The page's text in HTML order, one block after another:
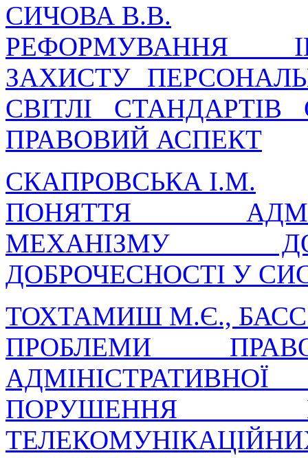
СИЧОВА В.В.
РЕФОРМУВАННЯ
ЗАХИСТУ
СВІТЛІ СТАНДАРТІВ
ПРАВОВИЙ АСПЕКТ
СКАПРОВСЬКА І.М.
ПОНЯТТЯ
МЕХАНІЗМУ
ДОБРОЧЕСНОСТІ У
ТОХТАМИШ М.Є.,
ПРОБЛЕМИ
ПОРУШЕННЯ